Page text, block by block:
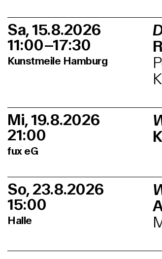
Sa, 15.8.2026
11:00–17:30
Kunstmeile Hamburg
Mi, 19.8.2026
21:00
fux eG
So, 23.8.2026
15:00
Halle